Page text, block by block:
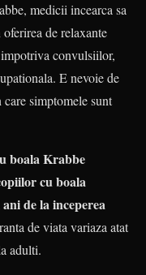
medicii incearca sa
de relaxante
convulsiilor,
E nevoie de
simptomele sunt
boala Krabbe
cu boala
de la inceperea
de viata variaza atat
adulti.